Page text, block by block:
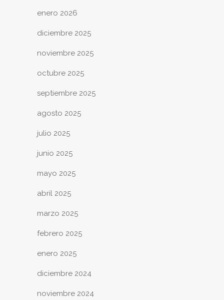
enero 2026
diciembre 2025
noviembre 2025
octubre 2025
septiembre 2025
agosto 2025
julio 2025
junio 2025
mayo 2025
abril 2025
marzo 2025
febrero 2025
enero 2025
diciembre 2024
noviembre 2024